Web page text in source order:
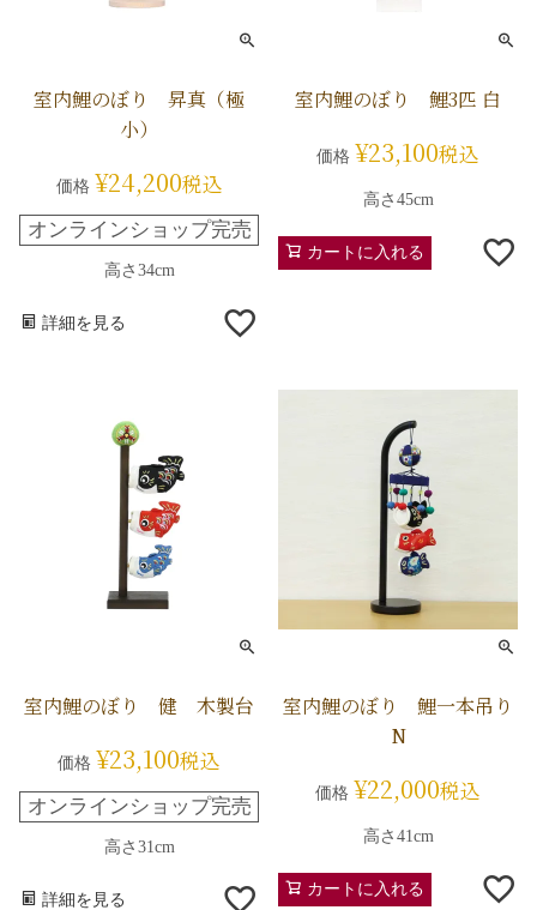
室内鯉のぼり 昇真（極
小）
価格 ¥24,200税込
オンラインショップ完売
高さ34cm
詳細を見る
室内鯉のぼり 鯉3匹 白
価格 ¥23,100税込
高さ45cm
カートに入れる
室内鯉のぼり 健 木製台
価格 ¥23,100税込
オンラインショップ完売
高さ31cm
詳細を見る
室内鯉のぼり 鯉一本吊り
N
価格 ¥22,000税込
高さ41cm
カートに入れる